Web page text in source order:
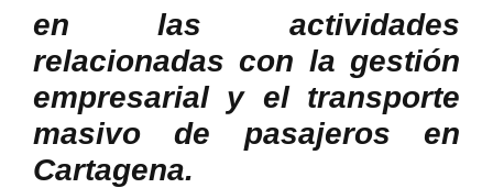
en las actividades
relacionadas con la gestión
empresarial y el transporte
masivo de pasajeros en
Cartagena.